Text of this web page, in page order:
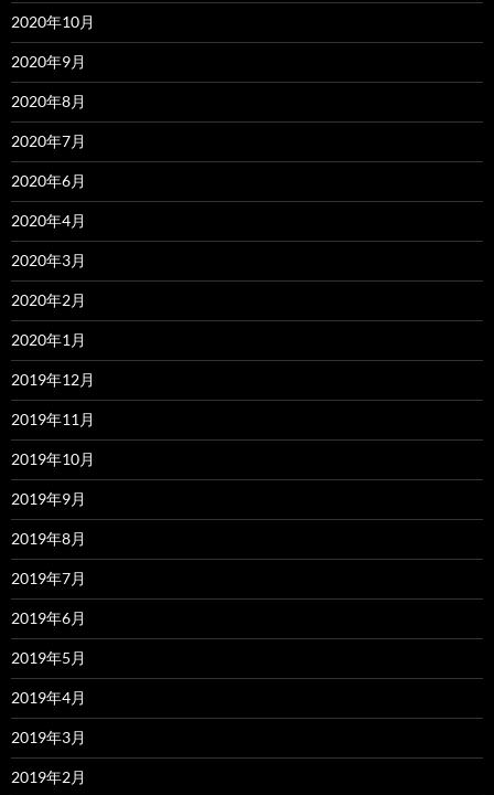
2020年10月
2020年9月
2020年8月
2020年7月
2020年6月
2020年4月
2020年3月
2020年2月
2020年1月
2019年12月
2019年11月
2019年10月
2019年9月
2019年8月
2019年7月
2019年6月
2019年5月
2019年4月
2019年3月
2019年2月